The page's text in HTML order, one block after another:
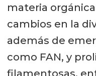
materia
cambios en la
además de
como FAN, y
filamentosas,